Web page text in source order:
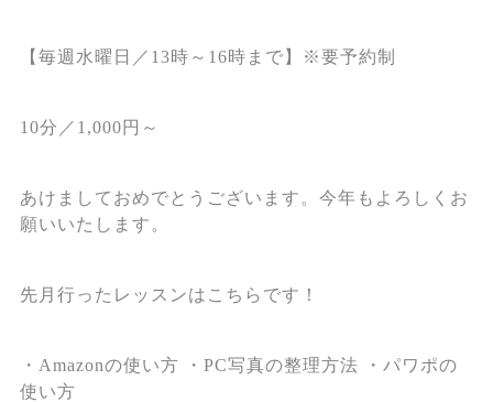
【毎週水曜日／13時～16時まで】※要予約制
10分／1,000円～
あけましておめでとうございます。今年もよろしくお
願いいたします。
先月行ったレッスンはこちらです！
・Amazonの使い方 ・PC写真の整理方法 ・パワポの
使い方